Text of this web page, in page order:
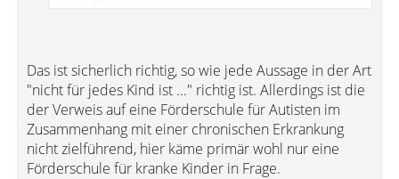
Das ist sicherlich richtig, so wie jede Aussage in der Art
"nicht für jedes Kind ist ..." richtig ist. Allerdings ist die
der Verweis auf eine Förderschule für Autisten im
Zusammenhang mit einer chronischen Erkrankung
nicht zielführend, hier käme primär wohl nur eine
Förderschule für kranke Kinder in Frage.